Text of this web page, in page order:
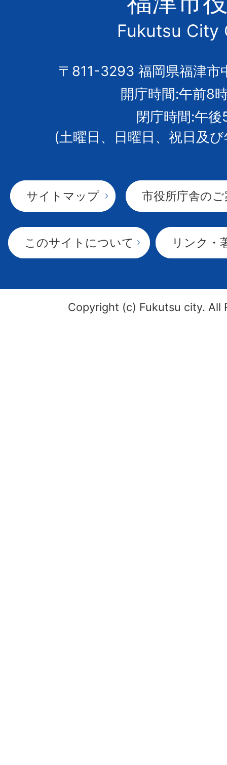
市
の
市
章
Fukutsu City
〒811-3293 福岡県福津市
開庁時間:午前8
閉庁時間:午後
(土曜日、日曜日、祝日及
サイトマップ 市役所庁舎の
このサイトについて リンク・
Copyright (c) Fukutsu city. All